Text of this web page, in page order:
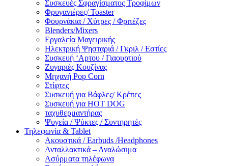
Συσκευές Σφραγίσματος Τροφίμων
Φρυγανιέρες/ Toaster
Φουρνάκια / Χύτρες / Φριτέζες
Blenders/Mixers
Εργαλεία Μαγειρικής
Ηλεκτρική Ψησταριά / Γκριλ / Eστίες
Συσκευή ‘Αρτου / Γιαουρτιού
Ζυγαριές Κουζίνας
Μηχανή Pop Corn
Στίφτες
Συσκευή για Βάφλες/ Κρέπες
Συσκευή για HOT DOG
ταχυθερμαντήρας
Ψυγεία / Ψύκτες / Συντηρητές
Τηλεφωνία & Tablet
Ακουστικά / Earbuds /Headphones
Ανταλλακτικά – Αναλώσιμα
Ασύρματα τηλέφωνα